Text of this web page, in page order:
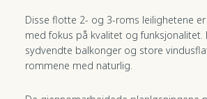
Disse flotte 2- og 3-roms leilighetene
med fokus på kvalitet og funksjonalitet.
sydvendte balkonger og store
rommene med naturlig.